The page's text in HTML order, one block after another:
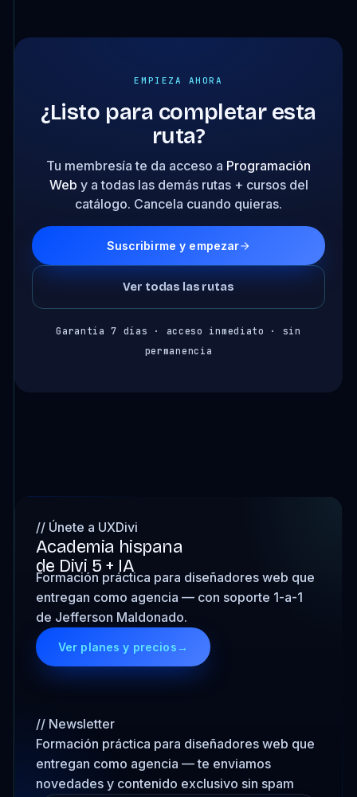
EMPIEZA AHORA
¿Listo para completar esta
ruta?
Tu membresía te da acceso a Programación
Web y a todas las demás rutas + cursos del
catálogo. Cancela cuando quieras.
Suscribirme y empezar
Ver todas las rutas
Garantía 7 días · acceso inmediato · sin
permanencia
// Únete a UXDivi
Academia hispana
de Divi 5 + IA
Formación práctica para diseñadores web que
entregan como agencia — con soporte 1-a-1
de Jefferson Maldonado.
Ver planes y precios →
// Newsletter
Formación práctica para diseñadores web que
entregan como agencia — te enviamos
novedades y contenido exclusivo sin spam